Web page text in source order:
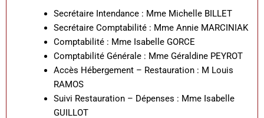
Secrétaire Intendance : Mme Michelle BILLET
Secrétaire Comptabilité : Mme Annie MARCINIAK
Comptabilité : Mme Isabelle GORCE
Comptabilité Générale : Mme Géraldine PEYROT
Accès Hébergement – Restauration : M Louis
RAMOS
Suivi Restauration – Dépenses : Mme Isabelle
GUILLOT